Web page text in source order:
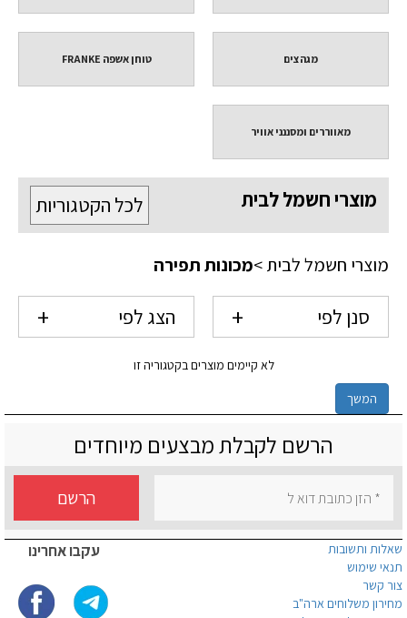
מגהצים טוחן אשפה FRANKE
מאווררים ומסננני אוויר
לכל הקטגוריות מוצרי חשמל לבית
מוצרי חשמל לבית>מכונות תפירה
סנן לפי הצג לפי
לא קיימים מוצרים בקטגוריה זו
המשך
הרשם לקבלת מבצעים מיוחדים
הרשם
עקבו אחרינו
שאלות ותשובות
תנאי שימוש
צור קשר
מחירון משלוחים ארה"ב